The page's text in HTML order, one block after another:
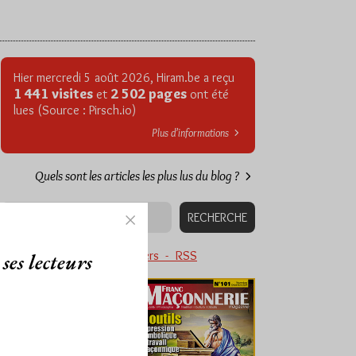
Hier mercredi 5 août 2026, Hiram.be a reçu
1 441 visites et 2 502 pages ont été
lues (Source : Pirsch.io)
Plus d’informations
Quels sont les articles les plus lus du blog ?
Abonnement aux Newsletters - RSS
lecteurs